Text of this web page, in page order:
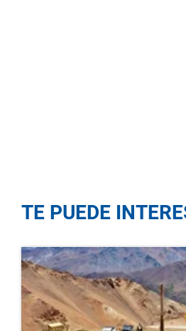
TE PUEDE